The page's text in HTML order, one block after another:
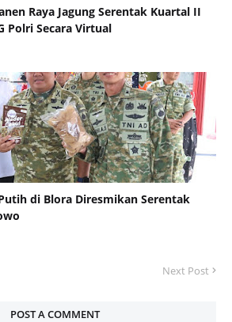
Raya Jagung Serentak Kuartal II
Polri Secara Virtual
di Blora Diresmikan Serentak
Next Post
POST A COMMENT